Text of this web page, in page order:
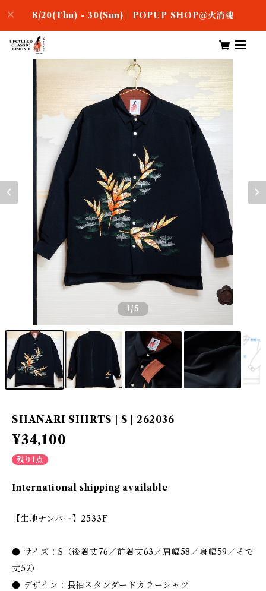
8/20(Thu) - 30(Sun)｜POPUP SHOP＠火消魂
1 /5
SHANARI SHIRTS | S | 262036
¥34,100
残り1点
International shipping available
【生地ナンバー】2533F
● サイズ：S（後着丈76／前着丈63／肩幅58／身幅59／そで
丈52）
● デザイン：長袖スタンダードカラーシャツ